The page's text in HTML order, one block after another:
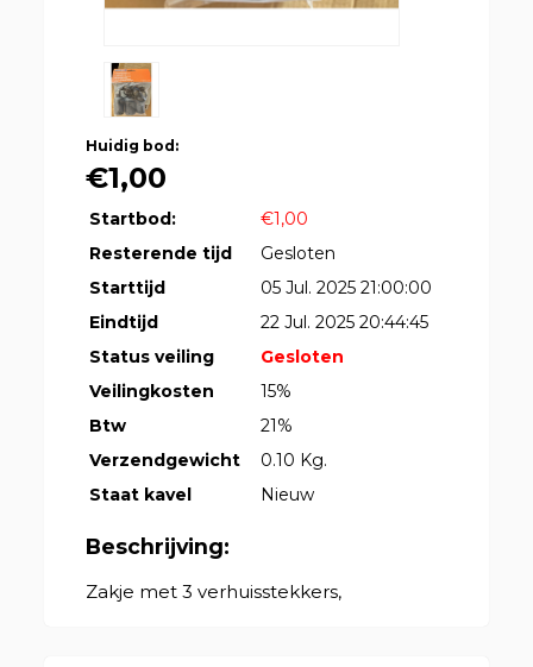
Huidig bod:
€1,00
Startbod:
€1,00
Resterende tijd
Gesloten
Starttijd
05 Jul. 2025 21:00:00
Eindtijd
22 Jul. 2025 20:44:45
Status veiling
Gesloten
Veilingkosten
15%
Btw
21%
Verzendgewicht
0.10 Kg.
Staat kavel
Nieuw
Beschrijving:
Zakje met 3 verhuisstekkers,